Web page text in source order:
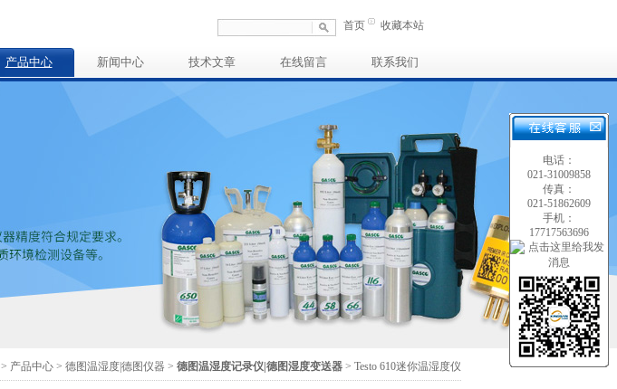
首页 收藏本站
产品中心 新闻中心 技术文章 在线留言 联系我们
> 产品中心 > 德图温湿度|德图仪器 > 德图温湿度记录仪|德图湿度变送器 > Testo 610迷你温湿度仪
电话：
021-31009858
传真：
021-51862609
手机：
17717563696